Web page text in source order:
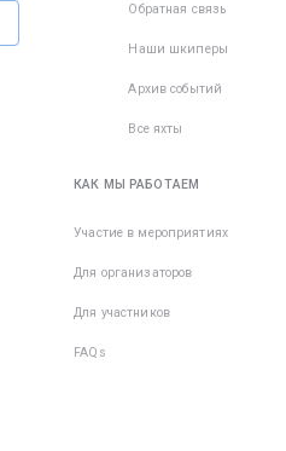
Обратная связь
Наши шкиперы
Архив событий
Все яхты
КАК МЫ РАБОТАЕМ
Участие в мероприятиях
Для организаторов
Для участников
FAQs